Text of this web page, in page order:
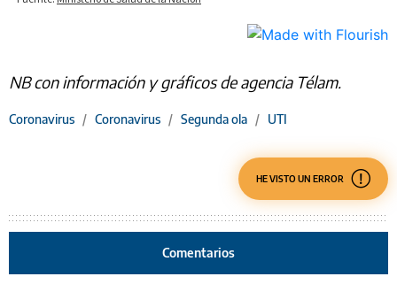
NB con información y gráficos de agencia Télam.
Coronavirus / Coronavirus / Segunda ola / UTI
HE VISTO UN ERROR
Comentarios